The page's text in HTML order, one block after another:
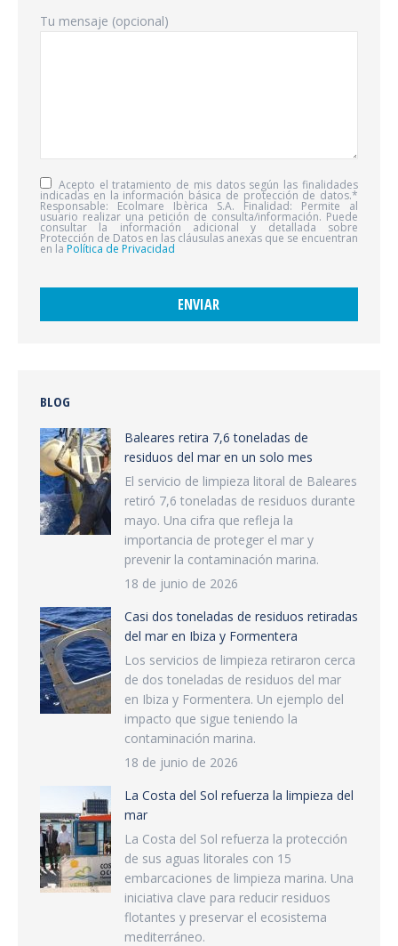
Tu mensaje (opcional)
Acepto el tratamiento de mis datos según las finalidades
indicadas en la información básica de protección de datos.*
Responsable: Ecolmare Ibèrica S.A. Finalidad: Permite al
usuario realizar una petición de consulta/información. Puede
consultar la información adicional y detallada sobre
Protección de Datos en las cláusulas anexas que se encuentran
en la Política de Privacidad
BLOG
Baleares retira 7,6 toneladas de
residuos del mar en un solo mes
El servicio de limpieza litoral de Baleares
retiró 7,6 toneladas de residuos durante
mayo. Una cifra que refleja la
importancia de proteger el mar y
prevenir la contaminación marina.
18 de junio de 2026
Casi dos toneladas de residuos retiradas
del mar en Ibiza y Formentera
Los servicios de limpieza retiraron cerca
de dos toneladas de residuos del mar
en Ibiza y Formentera. Un ejemplo del
impacto que sigue teniendo la
contaminación marina.
18 de junio de 2026
La Costa del Sol refuerza la limpieza del
mar
La Costa del Sol refuerza la protección
de sus aguas litorales con 15
embarcaciones de limpieza marina. Una
iniciativa clave para reducir residuos
flotantes y preservar el ecosistema
mediterráneo.